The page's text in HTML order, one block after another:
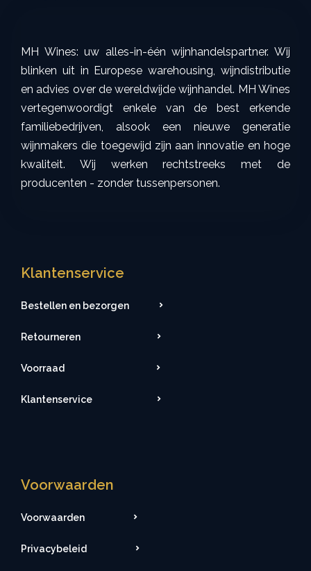
MH Wines: uw alles-in-één wijnhandelspartner. Wij
blinken uit in Europese warehousing, wijndistributie
en advies over de wereldwijde wijnhandel. MH Wines
vertegenwoordigt enkele van de best erkende
familiebedrijven, alsook een nieuwe generatie
wijnmakers die toegewijd zijn aan innovatie en hoge
kwaliteit. Wij werken rechtstreeks met de
producenten - zonder tussenpersonen.
Klantenservice
Bestellen en bezorgen
Retourneren
Voorraad
Klantenservice
Voorwaarden
Voorwaarden
Privacybeleid